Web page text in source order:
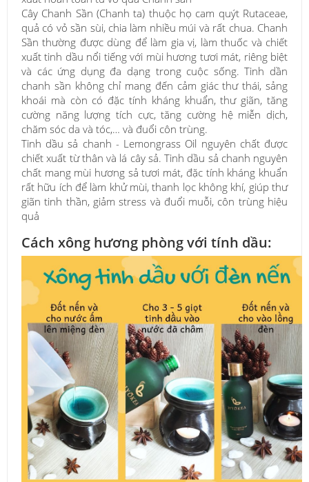
Cây Chanh Sần (Chanh ta) thuộc họ cam quýt Rutaceae,
quả có vỏ sần sùi, chia làm nhiều múi và rất chua. Chanh
Sần thường được dùng để làm gia vị, làm thuốc và chiết
xuất tinh dầu nổi tiếng với mùi hương tươi mát, riêng biệt
và các ứng dụng đa dạng trong cuộc sống. Tinh dần
chanh sần không chỉ mang đến cảm giác thư thái, sảng
khoái mà còn có đặc tính kháng khuẩn, thư giãn, tăng
cường năng lượng tích cực, tăng cường hệ miễn dịch,
chăm sóc da và tóc,… và đuổi côn trùng.
Tinh dầu sả chanh - Lemongrass Oil nguyên chất được
chiết xuất từ thân và lá cây sả. Tinh dầu sả chanh nguyên
chất mang mùi hương sả tươi mát, đặc tính kháng khuẩn
rất hữu ích để làm khử mùi, thanh lọc không khí, giúp thư
giãn tinh thần, giảm stress và đuổi muỗi, côn trùng hiệu
quả
Cách xông hương phòng với tính dầu: